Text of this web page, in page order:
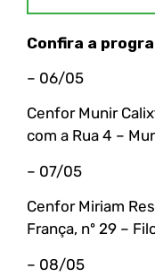
Confira a
– 06/05
Cenfor Munir
com a Rua 4 –
– 07/05
Cenfor Miriam
França, nº 29 –
– 08/05